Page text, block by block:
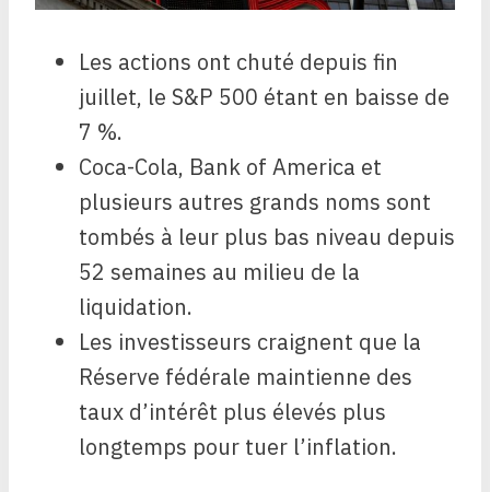
Les actions ont chuté depuis fin
juillet, le S&P 500 étant en baisse de
7 %.
Coca-Cola, Bank of America et
plusieurs autres grands noms sont
tombés à leur plus bas niveau depuis
52 semaines au milieu de la
liquidation.
Les investisseurs craignent que la
Réserve fédérale maintienne des
taux d’intérêt plus élevés plus
longtemps pour tuer l’inflation.